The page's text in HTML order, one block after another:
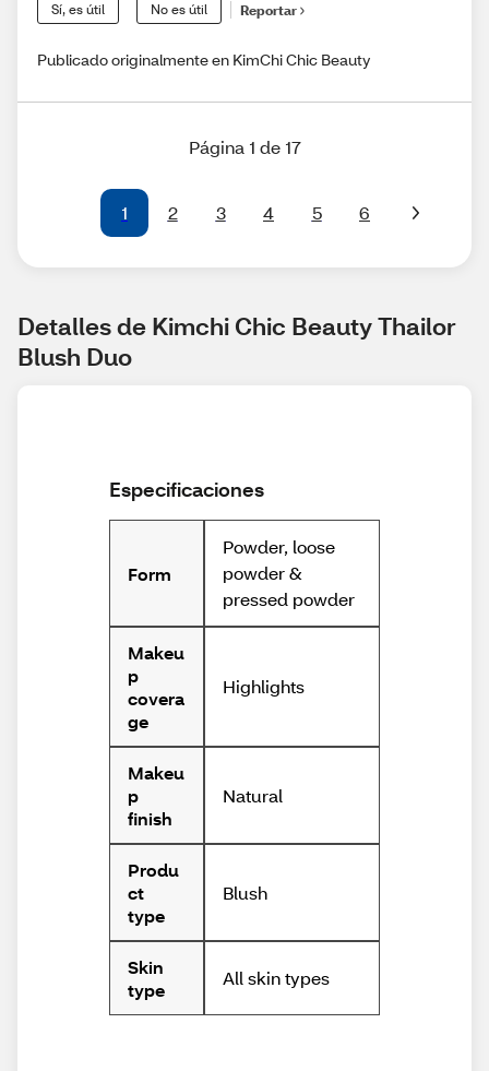
Sí, es útil No es útil Reportar
Publicado originalmente en KimChi Chic Beauty
Página 1 de 17
1 2 3 4 5 6
Detalles de Kimchi Chic Beauty Thailor
Blush Duo
Especificaciones
Form
Powder, loose
powder &
pressed powder
Makeu
p
covera
ge
Highlights
Makeu
p
finish
Natural
Produ
ct
type
Blush
Skin
type
All skin types